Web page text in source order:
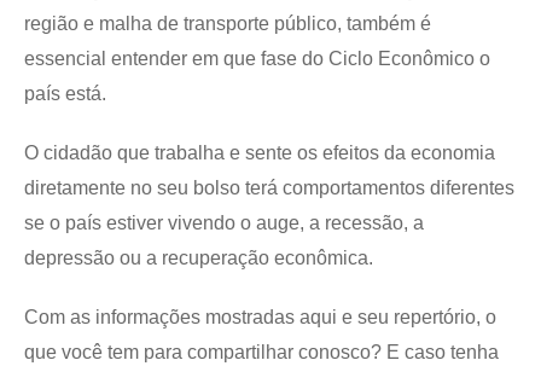
região e malha de transporte público, também é
essencial entender em que fase do Ciclo Econômico o
país está.
O cidadão que trabalha e sente os efeitos da economia
diretamente no seu bolso terá comportamentos diferentes
se o país estiver vivendo o auge, a recessão, a
depressão ou a recuperação econômica.
Com as informações mostradas aqui e seu repertório, o
que você tem para compartilhar conosco? E caso tenha